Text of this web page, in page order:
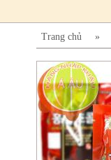
Trang chủ »